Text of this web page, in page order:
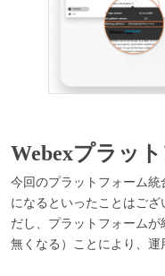
Webexプラッ
今回のプラットフォーム統
になるといったことはご
だし、プラットフォーム
無くなる）ことにより、運